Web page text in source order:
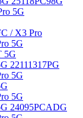
5G
/ X3 Pro
5G
5G
22111317PG
5G
5G
24095PCADG